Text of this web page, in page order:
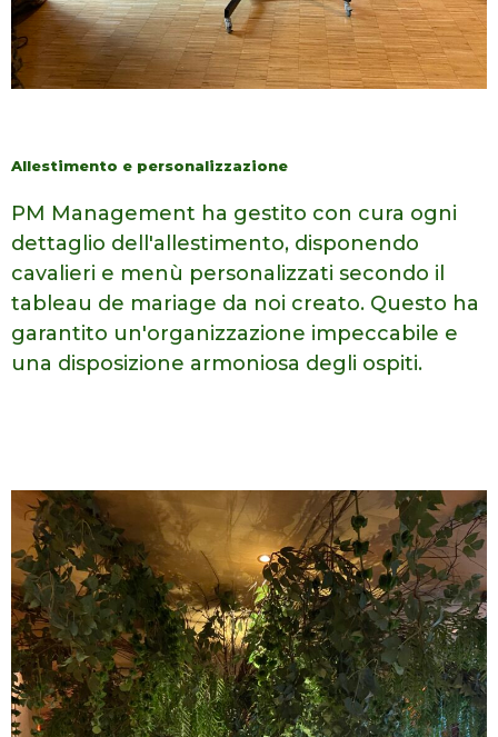
Allestimento e personalizzazione
PM Management ha gestito con cura ogni
dettaglio dell'allestimento, disponendo
cavalieri e menù personalizzati secondo il
tableau de mariage da noi creato. Questo ha
garantito un'organizzazione impeccabile e
una disposizione armoniosa degli ospiti.